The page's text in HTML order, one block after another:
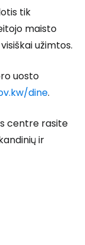
tik
maisto
užimtos.
uosto
dine.
centre rasite
ir